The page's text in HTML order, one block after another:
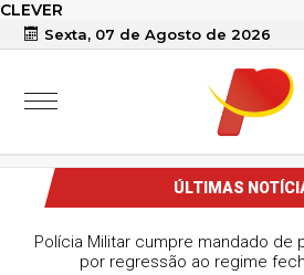
CLEVER
Sexta, 07 de Agosto de 2026
ÚLTIMAS
Polícia Militar cumpre mandado de
por regressão ao regime